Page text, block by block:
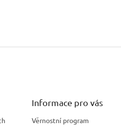
Informace pro vás
Věrnostní program